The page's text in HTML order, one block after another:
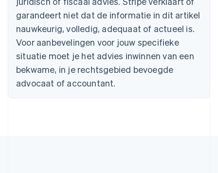
garandeert niet dat de informatie in dit artikel
nauwkeurig, volledig, adequaat of actueel is.
Voor aanbevelingen voor jouw specifieke
situatie moet je het advies inwinnen van een
bekwame, in je rechtsgebied bevoegde
advocaat of accountant.
English Français
Cyprus
English
Denemarken
Duitsland
DeutschEnglish
Estland
English
Finland